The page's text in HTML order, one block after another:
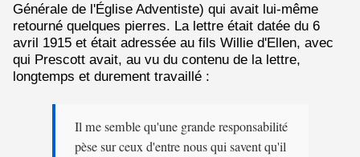
Générale de l'Église Adventiste) qui avait lui-même
retourné quelques pierres. La lettre était datée du 6
avril 1915 et était adressée au fils Willie d'Ellen, avec
qui Prescott avait, au vu du contenu de la lettre,
longtemps et durement travaillé :
Il me semble qu'une grande responsabilité
pèse sur ceux d'entre nous qui savent qu'il